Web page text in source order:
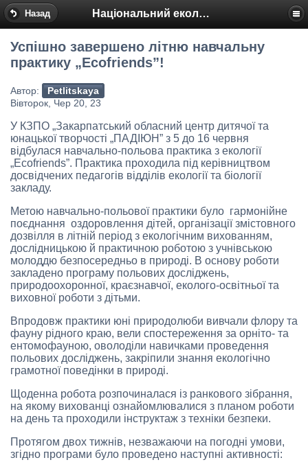
Назад Національний еколого-натуралістичний центр
Успішно завершено літню навчальну
практику „Ecofriends”!
Автор:
Petlitskaya
Вівторок, Чер 20, 23
У КЗПО „Закарпатський обласний центр дитячої та
юнацької творчості „ПАДІЮН” з 5 до 16 червня
відбулася навчально-польова практика з екології
„Ecofriends”. Практика проходила під керівництвом
досвідчених педагогів відділів екології та біології
закладу.
Метою навчально-польової практики було гармонійне
поєднання оздоровлення дітей, організації змістовного
дозвілля в літній період з екологічним вихованням,
дослідницькою й практичною роботою з учнівською
молоддю безпосередньо в природі. В основу роботи
закладено програму польових досліджень,
природоохоронної, краєзнавчої, еколого-освітньої та
виховної роботи з дітьми.
Впродовж практики юні природолюби вивчали флору та
фауну рідного краю, вели спостереження за орніто- та
ентомофауною, оволоділи навичками проведення
польових досліджень, закріпили знання екологічно
грамотної поведінки в природі.
Щоденна робота розпочиналася із ранкового зібрання,
на якому вихованці ознайомлювалися з планом роботи
на день та проходили інструктаж з техніки безпеки.
Протягом двох тижнів, незважаючи на погодні умови,
згідно програми було проведено наступні активності: